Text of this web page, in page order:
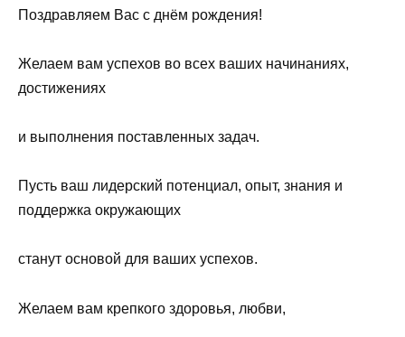
Поздравляем Вас с днём рождения!
Желаем вам успехов во всех ваших начинаниях,
достижениях
и выполнения поставленных задач.
Пусть ваш лидерский потенциал, опыт, знания и
поддержка окружающих
станут основой для ваших успехов.
Желаем вам крепкого здоровья, любви,